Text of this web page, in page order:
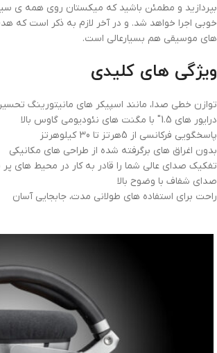
بپردازید و مطمئن باشید که میکستان روی همه ی
های موسیقی هم بسیارعالی است.
ویژگی های کلیدی
توازن خطی صدا، مانند اسپیکر های مانیتورینگ
درایور های 1.5″ با مگنت های نئودیومی گاوس بالا
پاسخگویی فرکانسی از 5هرتز تا 30 کیلوهرتز
بدون اغراق های برگرفته شده از طراحی های مکانیکی
تفکیک صدای عالی شما را قادر به کار در محیط های
صدای شفاف با وضوح بالا
راحت برای استفاده های طولانی مدت، جابجایی آسان